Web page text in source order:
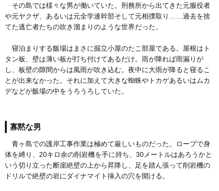
その島では様々な男が働いていた。刑務所から出てきた元服役者
や元ヤクザ、あるいは元全学連幹部そして元相撲取り……過去を捨
てた逃亡者たちの吹き溜まりのような世界だった。
寝泊まりする飯場はまさに掘立小屋のたこ部屋である。屋根はト
タン板、壁は薄い板が打ち付けてあるだけ。雨が降れば雨漏りが
し、板壁の隙間からは風雨が吹き込む。夜中に大雨が降ると寝るこ
とが出来なかった。それに加えて大きな蜘蛛やトカゲあるいはムカ
デなどが飯場の中をうろうろしていた。
寡黙な男
青ヶ島での護岸工事作業は極めて厳しいものだった。ロープで身
体を縛り、20キロ余の削岩機を手に持ち、30メートルはあろうかと
いう切り立った断崖絶壁の上から昇降し、足を踏ん張って削岩機の
ドリルで絶壁の岩にダイナマイト挿入の穴を開ける。